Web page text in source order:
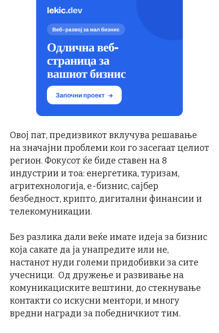
Овој пат, предизвикот вклучува решавање
на значајни проблеми кои го засегаат целиот
регион. Фокусот ќе биде ставен на 8
индустрии и тоа: енергетика, туризам,
агритехнологија, е-бизнис, сајбер
безбедност, крипто, дигитални финансии и
телекомуникации.
Без разлика дали веќе имате идеја за бизнис
која сакате да ја унапредите или не,
настанот нуди големи придобивки за сите
учесници. Од дружење и развивање на
комуникациските вештини, до стекнување
контакти со искусни ментори, и многу
вредни награди за победничкиот тим.